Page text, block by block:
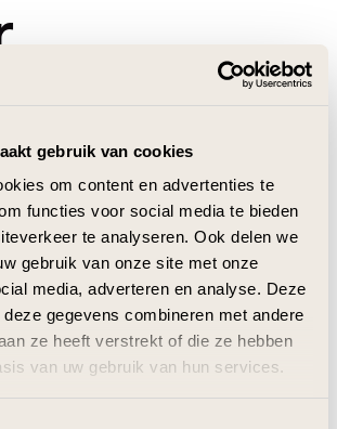
gebruik van cookies
om content en advertenties te
functies voor social media te bieden
te analyseren. Ook delen we
gebruik van onze site met onze
media, adverteren en analyse. Deze
gegevens combineren met andere
ze heeft verstrekt of die ze hebben
van uw gebruik van hun services.